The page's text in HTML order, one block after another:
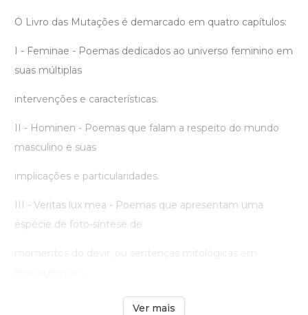
O Livro das Mutações é demarcado em quatro capítulos:
I - Feminae - Poemas dedicados ao universo feminino em
suas múltiplas
intervenções e características.
II - Hominen - Poemas que falam a respeito do mundo
masculino e suas
implicações e particularidades.
III - Veritas lux mea - Poemas que apresentam uma
espécie de foto-síntese de
Ver mais